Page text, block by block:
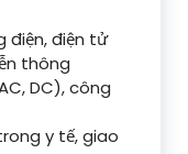
điện, điện tử
thông
DC), công
y tế, giao